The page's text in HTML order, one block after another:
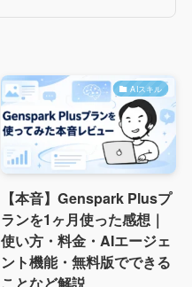
AIスキル
【本音】Genspark Plusプ
ランを1ヶ月使った感想｜
使い方・料金・AIエージェ
ント機能・無料版でできる